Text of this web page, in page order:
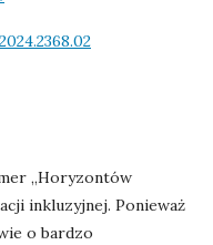
„Horyzontów
inkluzyjnej. Ponieważ
o bardzo